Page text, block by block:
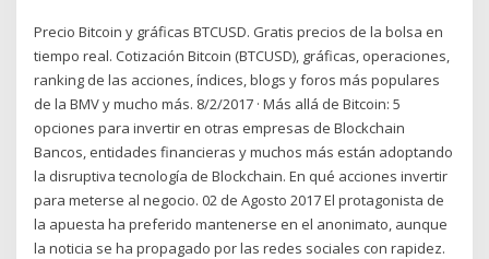
Precio Bitcoin y gráficas BTCUSD. Gratis precios de la bolsa en
tiempo real. Cotización Bitcoin (BTCUSD), gráficas, operaciones,
ranking de las acciones, índices, blogs y foros más populares
de la BMV y mucho más. 8/2/2017 · Más allá de Bitcoin: 5
opciones para invertir en otras empresas de Blockchain
Bancos, entidades financieras y muchos más están adoptando
la disruptiva tecnología de Blockchain. En qué acciones invertir
para meterse al negocio. 02 de Agosto 2017 El protagonista de
la apuesta ha preferido mantenerse en el anonimato, aunque
la noticia se ha propagado por las redes sociales con rapidez.